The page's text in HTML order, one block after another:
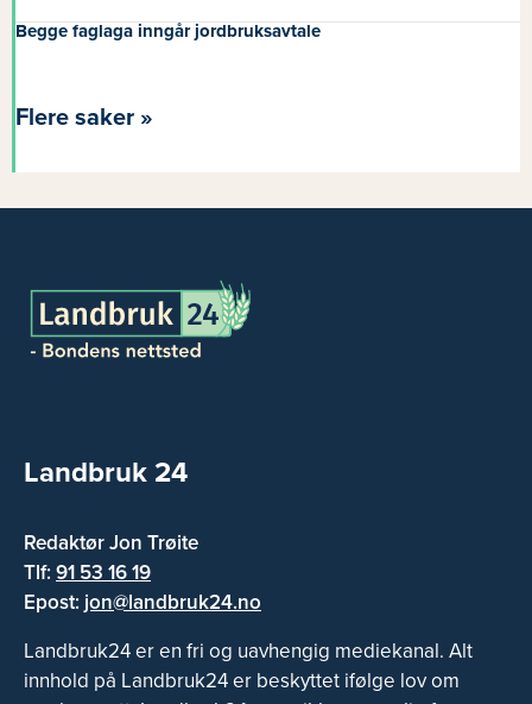
Begge faglaga inngår jordbruksavtale
Flere saker »
Landbruk 24
Redaktør Jon Trøite
Tlf:91 53 16 19
Epost: jon@landbruk24.no
Landbruk24 er en fri og uavhengig mediekanal. Alt
innhold på Landbruk24 er beskyttet ifølge lov om